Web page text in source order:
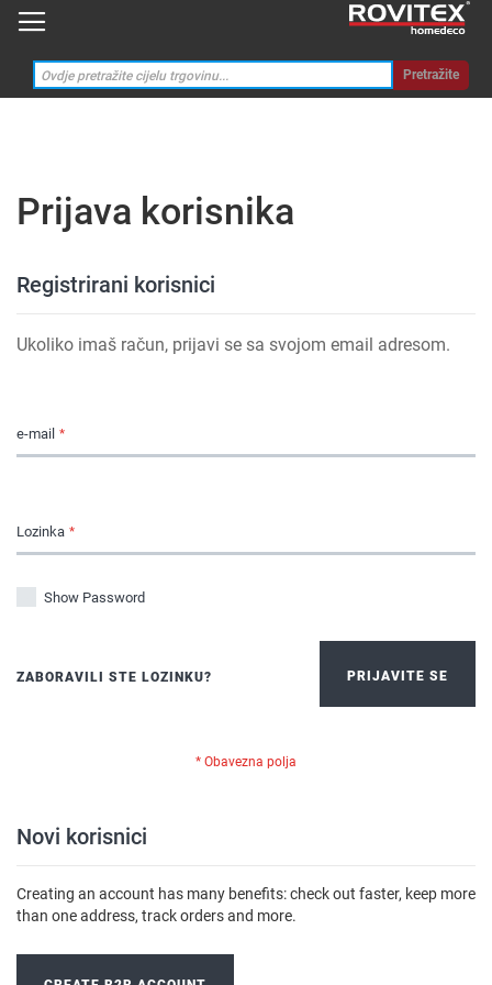
Pretražite
Prijava korisnika
Registrirani korisnici
Ukoliko imaš račun, prijavi se sa svojom email adresom.
e-mail
Lozinka
Show Password
PRIJAVITE SE
ZABORAVILI STE LOZINKU?
Novi korisnici
Creating an account has many benefits: check out faster, keep more
than one address, track orders and more.